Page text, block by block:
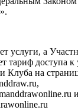
услуги, а
тариф доступа
Клуба на
и